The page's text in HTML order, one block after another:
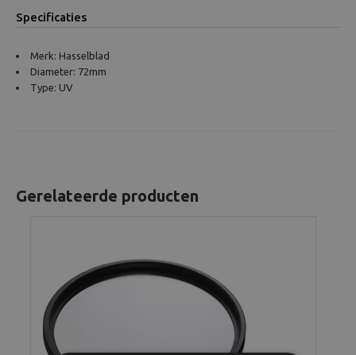
Specificaties
Merk: Hasselblad
Diameter: 72mm
Type: UV
Gerelateerde producten